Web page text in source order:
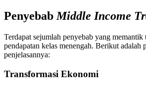
Penyebab Middle Income
Terdapat sejumlah penyebab yang memantik
pendapatan kelas menengah. Berikut adalah
penjelasannya:
Transformasi Ekonomi